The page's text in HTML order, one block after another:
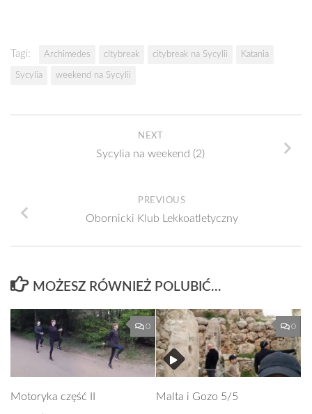
Tagi: Archimedes citybreak citybreak na Sycylii Katania
Sycylia weekend na Sycylii
NEXT
Sycylia na weekend (2)
PREVIOUS
Obornicki Klub Lekkoatletyczny
MOŻESZ RÓWNIEŻ POLUBIĆ…
0
Motoryka część II
0
Malta i Gozo 5/5